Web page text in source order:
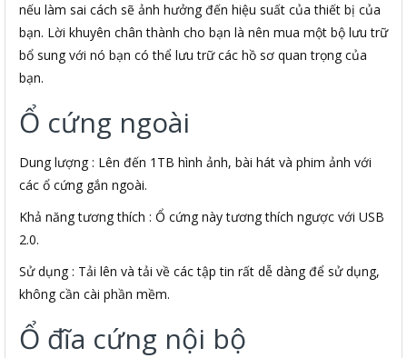
nếu làm sai cách sẽ ảnh hưởng đến hiệu suất của thiết bị của
bạn. Lời khuyên chân thành cho bạn là nên mua một bộ lưu trữ
bổ sung với nó bạn có thể lưu trữ các hồ sơ quan trọng của
bạn.
Ổ cứng ngoài
Dung lượng : Lên đến 1TB hình ảnh, bài hát và phim ảnh với
các ổ cứng gắn ngoài.
Khả năng tương thích : Ổ cứng này tương thích ngược với USB
2.0.
Sử dụng : Tải lên và tải về các tập tin rất dễ dàng để sử dụng,
không cần cài phần mềm.
Ổ đĩa cứng nội bộ